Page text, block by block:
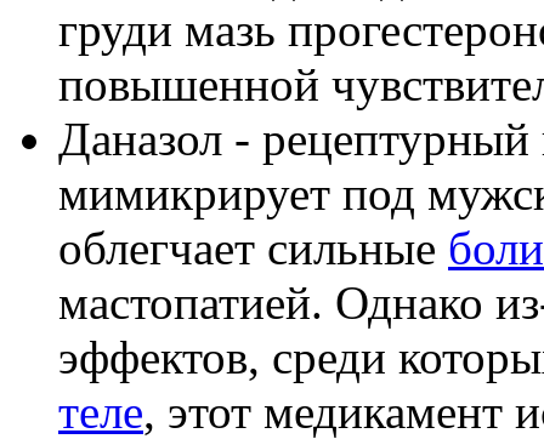
груди мазь
повышенной
Даназол - рецептурный
мимикрирует под
облегчает сильные
мастопатией. Однако
эффектов, среди
теле, этот медикамент